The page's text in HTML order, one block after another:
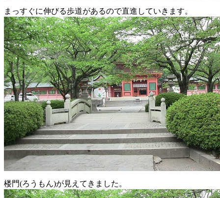
まっすぐに伸びる歩道があるので直進していきます。
楼門(ろうもん)が見えてきました。